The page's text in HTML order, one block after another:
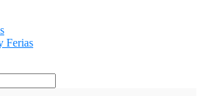
Ferias